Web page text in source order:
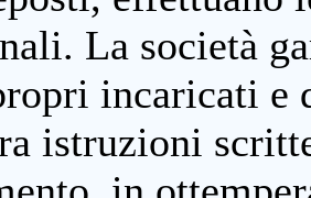
La società
incaricati e
istruzioni